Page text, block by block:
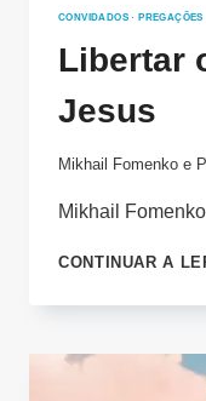
CONVIDADOS · PREGAÇÕES
Libertar
Jesus
Mikhail Fomenko e
Mikhail
CONTINUAR A